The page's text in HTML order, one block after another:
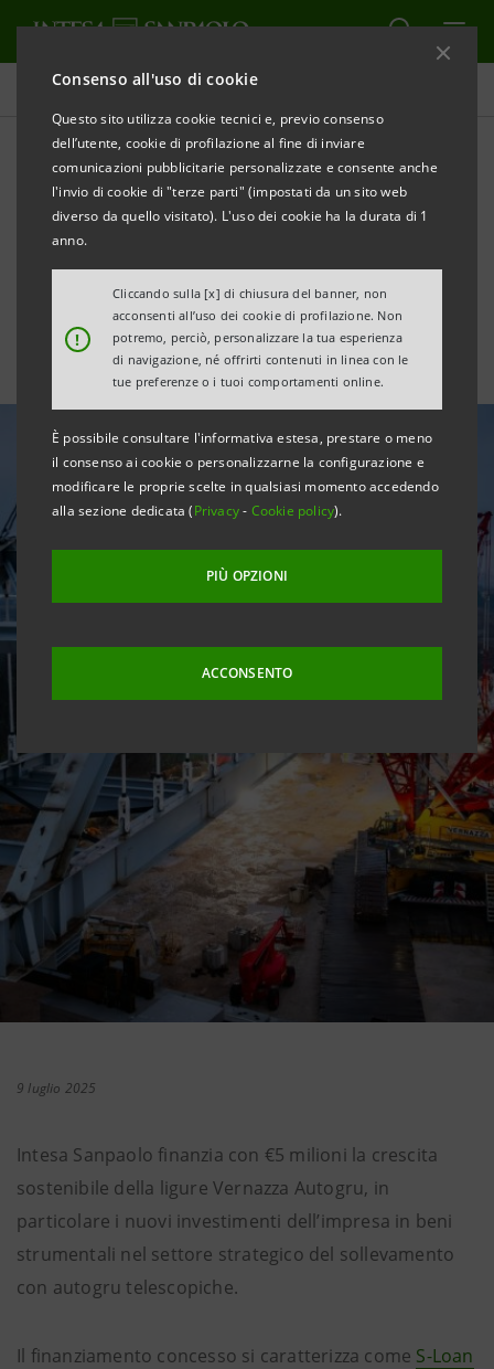
Consenso all'uso di cookie
Questo sito utilizza cookie tecnici e, previo consenso
dell’utente, cookie di profilazione al fine di inviare
comunicazioni pubblicitarie personalizzate e consente anche
l'invio di cookie di "terze parti" (impostati da un sito web
diverso da quello visitato). L'uso dei cookie ha la durata di 1
anno.
!
Cliccando sulla [x] di chiusura del banner, non
acconsenti all’uso dei cookie di profilazione. Non
potremo, perciò, personalizzare la tua esperienza
di navigazione, né offrirti contenuti in linea con le
tue preferenze o i tuoi comportamenti online.
È possibile consultare l'informativa estesa, prestare o meno
il consenso ai cookie o personalizzarne la configurazione e
modificare le proprie scelte in qualsiasi momento accedendo
alla sezione dedicata (Privacy- Cookie policy).
PIÙ OPZIONI
ACCONSENTO
Tutte le news
Da Intesa Sanpaolo
finanziamento di €5mln alla
ligure Vernazza Autogru
9 luglio 2025
Intesa Sanpaolo finanzia con €5 milioni la crescita
sostenibile della ligure Vernazza Autogru, in
particolare i nuovi investimenti dell’impresa in beni
strumentali nel settore strategico del sollevamento
con autogru telescopiche.
Il finanziamento concesso si caratterizza come S-Loan